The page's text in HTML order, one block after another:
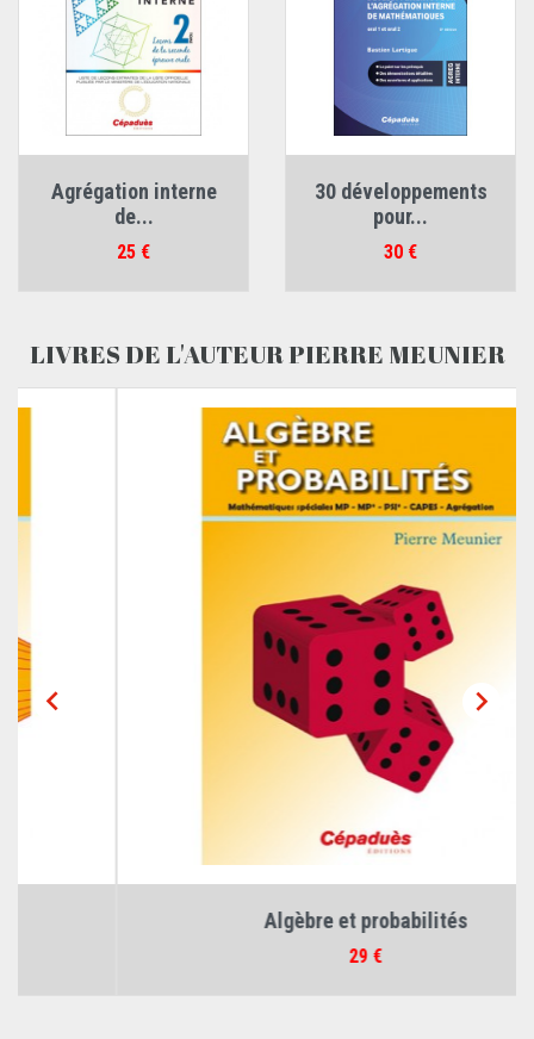
Agrégation interne
de...
Prix
25 €
30 développements
pour...
Prix
30 €
LIVRES DE L'AUTEUR PIERRE MEUNIER

Algèbre et probabilités
